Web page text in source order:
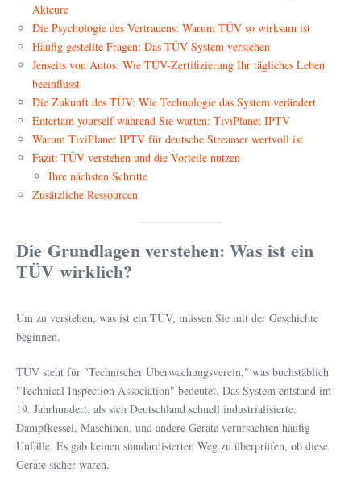
Akteure
Die Psychologie des Vertrauens: Warum TÜV so wirksam ist
Häufig gestellte Fragen: Das TÜV-System verstehen
Jenseits von Autos: Wie TÜV-Zertifizierung Ihr tägliches Leben
beeinflusst
Die Zukunft des TÜV: Wie Technologie das System verändert
Entertain yourself während Sie warten: TiviPlanet IPTV
Warum TiviPlanet IPTV für deutsche Streamer wertvoll ist
Fazit: TÜV verstehen und die Vorteile nutzen
Ihre nächsten Schritte
Zusätzliche Ressourcen
Die Grundlagen verstehen: Was ist ein
TÜV wirklich?
Um zu verstehen, was ist ein TÜV, müssen Sie mit der Geschichte
beginnen.
TÜV steht für "Technischer Überwachungsverein," was buchstäblich
"Technical Inspection Association" bedeutet. Das System entstand im
19. Jahrhundert, als sich Deutschland schnell industrialisierte.
Dampfkessel, Maschinen, und andere Geräte verursachten häufig
Unfälle. Es gab keinen standardisierten Weg zu überprüfen, ob diese
Geräte sicher waren.